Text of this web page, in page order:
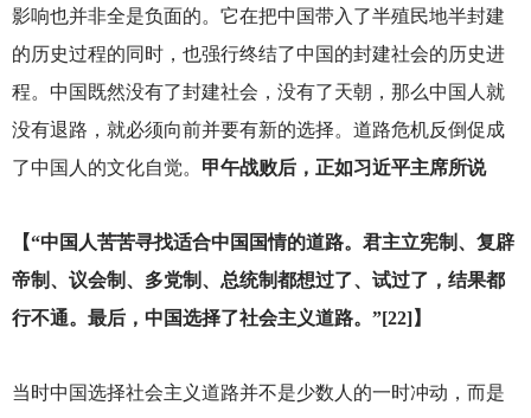
影响也并非全是负面的。它在把中国带入了半殖民地半封建
的历史过程的同时，也强行终结了中国的封建社会的历史进
程。中国既然没有了封建社会，没有了天朝，那么中国人就
没有退路，就必须向前并要有新的选择。道路危机反倒促成
了中国人的文化自觉。 甲午战败后，正如习近平主席所说
【“中国人苦苦寻找适合中国国情的道路。君主立宪制、复辟
帝制、议会制、多党制、总统制都想过了、试过了，结果都
行不通。最后，中国选择了社会主义道路。”[22]】
当时中国选择社会主义道路并不是少数人的一时冲动，而是